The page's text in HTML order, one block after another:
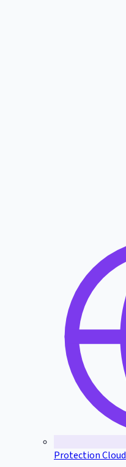
Protection Cloud